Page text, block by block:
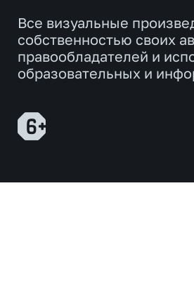
Все визуальные
собственностью своих
правообладателей и
образовательных и